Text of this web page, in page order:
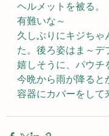
ヘルメットを被る。
有難いな～
久しぶりにキジちゃ
た。後ろ姿はま～デ
嬉しそうに、パウチ
今晩から雨が降ると
容器にカバーをして